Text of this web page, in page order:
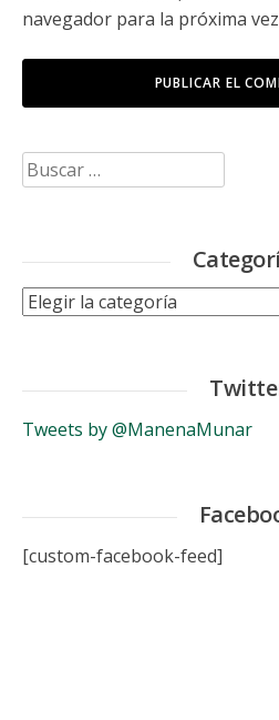
navegador para la próxima
Buscar:
Categorías
Tweets by @ManenaMunar
[custom-facebook-feed]